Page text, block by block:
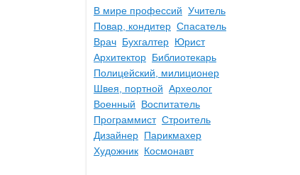
В мире профессий Учитель
Повар, кондитер Спасатель
Врач Бухгалтер Юрист
Архитектор Библиотекарь
Полицейский, милиционер
Швея, портной Археолог
Военный
Воспитатель
Программист Строитель
Дизайнер Парикмахер
Художник Космонавт